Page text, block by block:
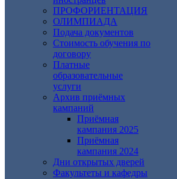
ПРОФОРИЕНТАЦИЯ
ОЛИМПИАДА
Подача документов
Стоимость обучения по
договору
Платные
образовательные
услуги
Архив приёмных
кампаний
Приёмная
кампания 2025
Приёмная
кампания 2024
Дни открытых дверей
Факультеты и кафедры